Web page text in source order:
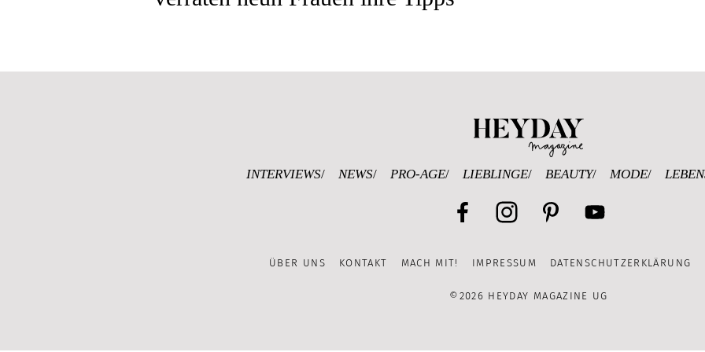
INTERVIEWS NEWS PRO-AGE LIEBLINGE BEAUTY MODE
Channel
ÜBER UNS KONTAKT MACH MIT! IMPRESSUM DATENSCHUTZERKLÄRUNG
©2026 HEYDAY MAGAZINE UG